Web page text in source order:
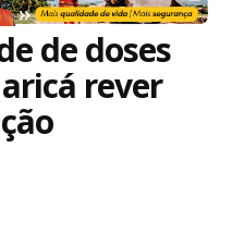
de doses
rever